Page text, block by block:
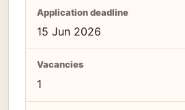
Application deadline
15 Jun 2026
Vacancies
1